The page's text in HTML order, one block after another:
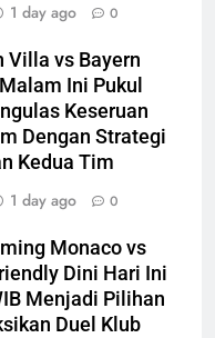
1 day ago 0
Villa vs Bayern
Ini Pukul
Keseruan
Dengan Strategi
Kedua Tim
1 day ago 0
Monaco vs
Dini Hari Ini
Menjadi Pilihan
Duel Klub